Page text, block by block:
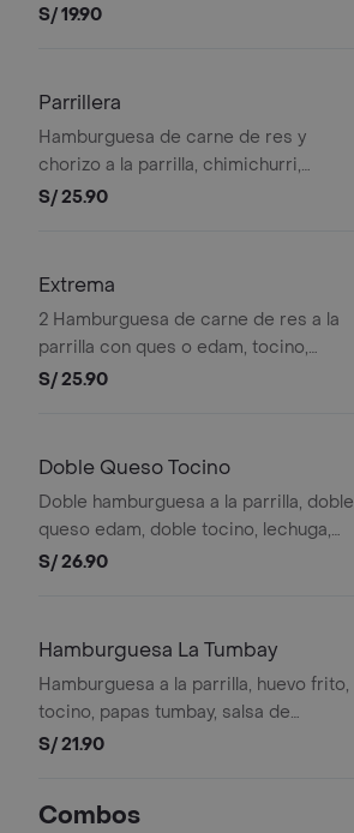
tomate, lechuga y mayonesa. Foto
S/ 19.90
Parrillera
Hamburguesa de carne de res y
chorizo a la parrilla, chimichurri,
tomate, mayonesa y mostaza. Foto
S/ 25.90
Extrema
2 Hamburguesa de carne de res a la
parrilla con ques o edam, tocino,
tomate, lechuga y mayonesa. Foto
S/ 25.90
Doble Queso Tocino
Doble hamburguesa a la parrilla, doble
queso edam, doble tocino, lechuga,
tomate y mayonesa. Foto referencial.
S/ 26.90
Hamburguesa La Tumbay
Hamburguesa a la parrilla, huevo frito,
tocino, papas tumbay, salsa de
chimichurri y lechuga. Foto
S/ 21.90
Combos